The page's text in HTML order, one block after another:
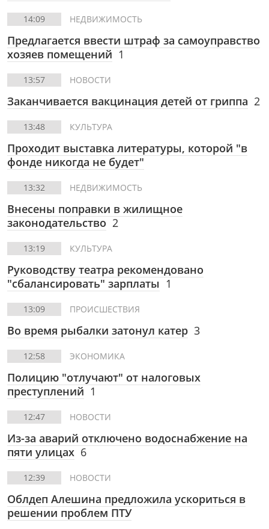
14:09 НЕДВИЖИМОСТЬ
Предлагается ввести штраф за самоуправство
хозяев помещений 1
13:57 НОВОСТИ
Заканчивается вакцинация детей от гриппа 2
13:48 КУЛЬТУРА
Проходит выставка литературы, которой "в
фонде никогда не будет"
13:32 НЕДВИЖИМОСТЬ
Внесены поправки в жилищное
законодательство 2
13:19 КУЛЬТУРА
Руководству театра рекомендовано
"сбалансировать" зарплаты 1
13:09 ПРОИСШЕСТВИЯ
Во время рыбалки затонул катер 3
12:58 ЭКОНОМИКА
Полицию "отлучают" от налоговых
преступлений 1
12:47 НОВОСТИ
Из-за аварий отключено водоснабжение на
пяти улицах 6
12:39 НОВОСТИ
Облдеп Алешина предложила ускориться в
решении проблем ПТУ